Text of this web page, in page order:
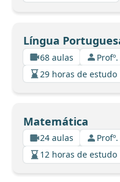
Língua
68 aulas
29 horas de estudo
Matemática
24 aulas
12 horas de estudo